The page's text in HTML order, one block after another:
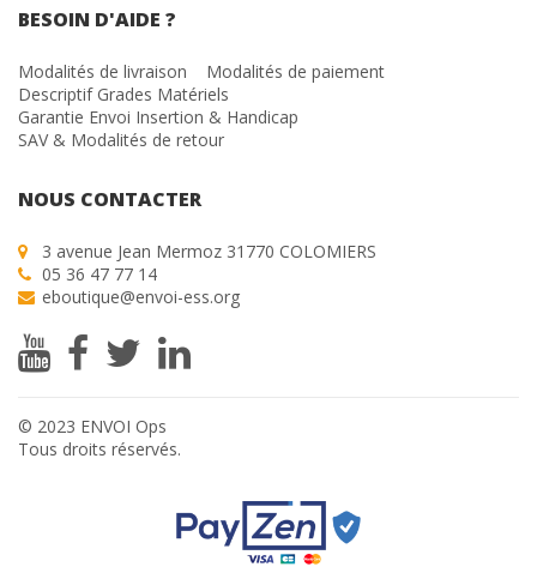
BESOIN D'AIDE ?
Modalités de livraison
Modalités de paiement
Descriptif Grades Matériels
Garantie Envoi Insertion & Handicap
SAV & Modalités de retour
NOUS CONTACTER
3 avenue Jean Mermoz 31770 COLOMIERS
05 36 47 77 14
eboutique@envoi-ess.org
© 2023 ENVOI Ops
Tous droits réservés.